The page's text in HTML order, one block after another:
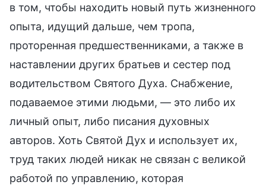
в том, чтобы находить новый путь жизненного
опыта, идущий дальше, чем тропа,
проторенная предшественниками, а также в
наставлении других братьев и сестер под
водительством Святого Духа. Снабжение,
подаваемое этими людьми, — это либо их
личный опыт, либо писания духовных
авторов. Хоть Святой Дух и использует их,
труд таких людей никак не связан с великой
работой по управлению, которая